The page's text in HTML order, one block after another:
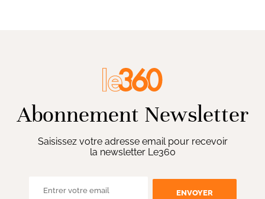
Abonnement Newsletter
Saisissez votre adresse email pour recevoir
la newsletter Le360
ENVOYER